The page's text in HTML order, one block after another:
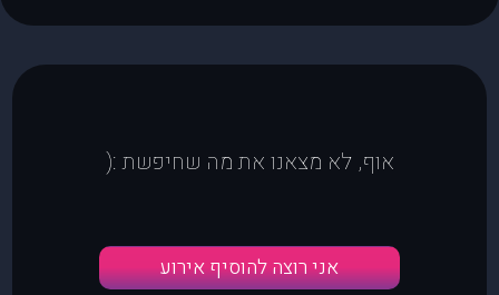
אוף, לא מצאנו את מה שחיפשת :(
אני רוצה להוסיף אירוע